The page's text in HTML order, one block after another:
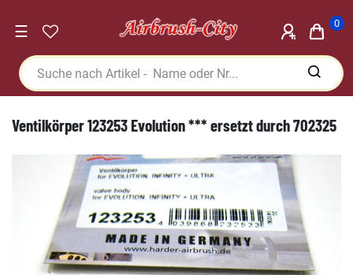
☰ 0
Ventilkörper 123253 Evolution *** ersetzt durch 702325